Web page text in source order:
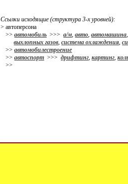
Ссылки исходящие (структура 3-х уровней):
> автоперсона
>>автомобиль >>>а/м,авто,автомашина
выхлопных газов,система охлаждения,
>>автомобилестроение
>>автоспорт >>>дрифтинг,картинг,
>>